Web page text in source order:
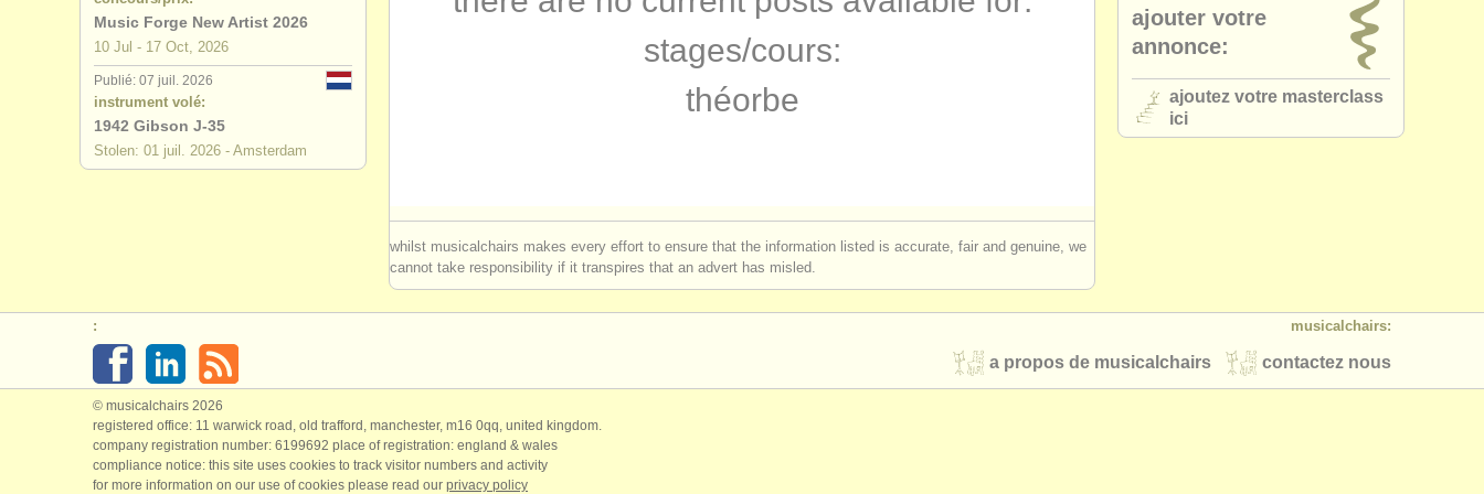
stages/cours:
théorbe
whilst musicalchairs makes every effort to ensure that the information listed is accurate, fair and genuine, we
cannot take responsibility if it transpires that an advert has misled.
Music Forge New Artist 2026
10 Jul - 17 Oct, 2026
Publié: 07 juil. 2026
instrument volé:
1942 Gibson J-35
Stolen: 01 juil. 2026 - Amsterdam
ajouter votre
annonce:
ajoutez votre masterclass
ici
musicalchairs:
contactez nous
a propos de musicalchairs
:
© musicalchairs 2026
registered office: 11 warwick road, old trafford, manchester, m16 0qq, united kingdom.
company registration number: ​6199692 place of registration: england & wales
compliance notice: ​this site uses cookies to track visitor numbers and activity
for more information on our use of cookies please read our privacy policy